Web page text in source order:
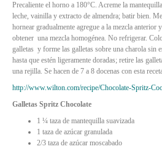
Precaliente el horno a 180°C. Acreme la
leche, vainilla y extracto de almendra; batir bien.
hornear gradualmente agregue a la mezcla anterior
obtener una mezcla homogénea. No refrigerar.
galletas y forme las galletas sobre una charola sin
hasta que estén ligeramente doradas; retire las
una rejilla. Se hacen de 7 a 8 docenas con esta
http://www.wilton.com/recipe/Chocolate-Spritz-
Galletas Spritz Chocolate
1 ¼ taza de mantequilla suavizada
1 taza de azúcar granulada
2/3 taza de azúcar moscabado